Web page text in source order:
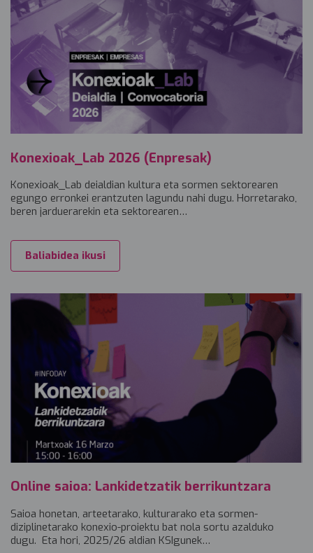
Konexioak_Lab 2026 (Enpresak)
Konexioak_Lab deialdian kultura eta sormen sektorearen
egungo erronkei erantzuten lagundu nahi dugu. Horretarako,
beren jarduerarekin eta sektorearen…
Baliabidea ikusi
Online saioa: Lankidetzatik berrikuntzara
Saioa honetan, arteetarako, kulturarako eta sormen-
diziplinetarako konexio-proiektu bat nola sortu azalduko
dugu. Eta hori, 2025/26 aldian KSIgunek…